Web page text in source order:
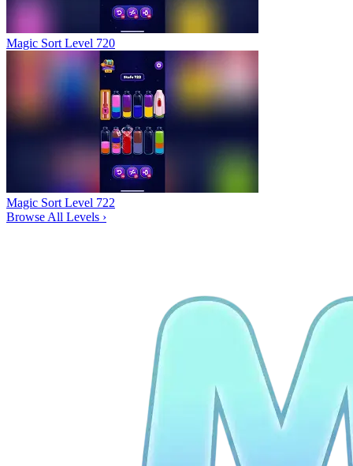
Magic Sort Level 720
Magic Sort Level 722
Browse All Levels ›